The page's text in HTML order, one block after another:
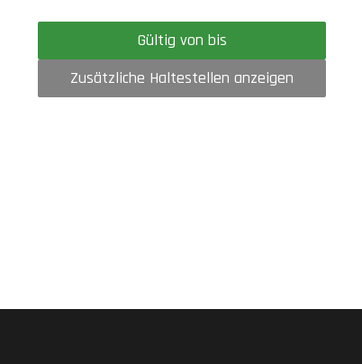
Gültig von bis
Zusätzliche Haltestellen anzeigen